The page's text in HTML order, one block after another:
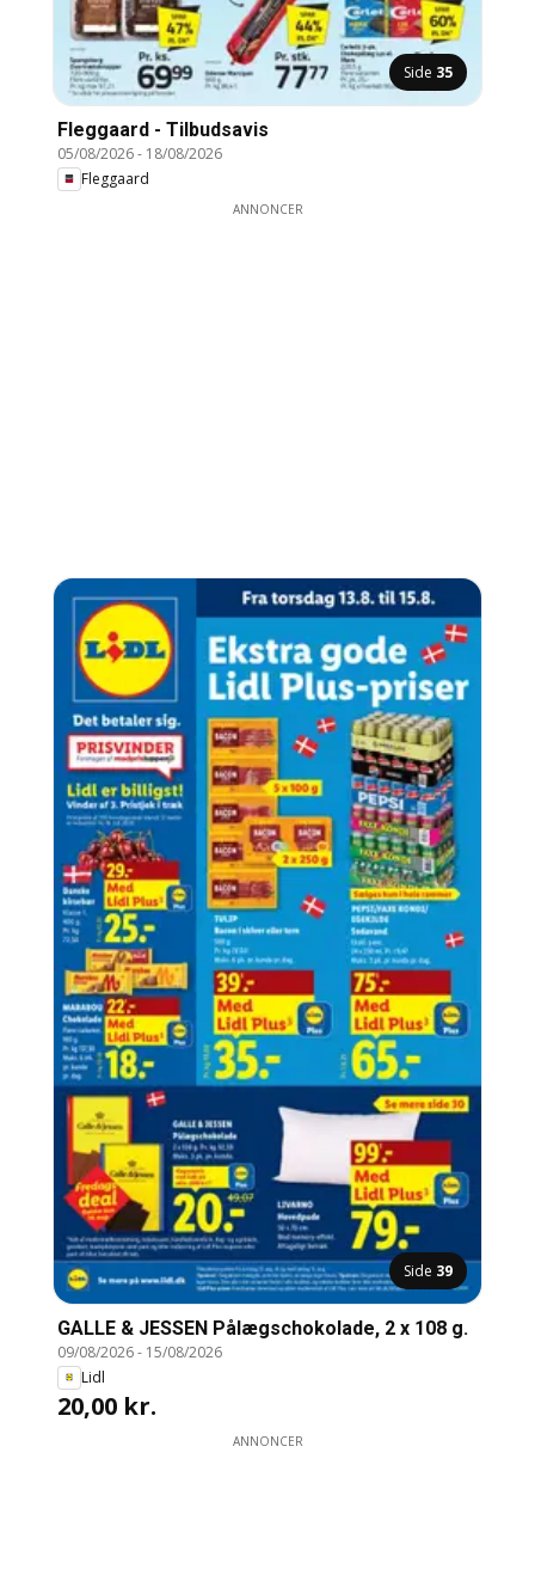
Side 35
Fleggaard - Tilbudsavis
05/08/2026- 18/08/2026
Fleggaard
ANNONCER
Side 39
GALLE & JESSEN Pålægschokolade, 2 x 108 g.
09/08/2026- 15/08/2026
Lidl
20,00 kr.
ANNONCER